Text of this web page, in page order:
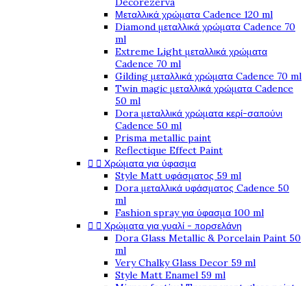
Μεταλλικά χρώματα Cadence 120 ml
Diamond μεταλλικά χρώματα Cadence 70
ml
Extreme Light μεταλλικά χρώματα
Cadence 70 ml
Gilding μεταλλικά χρώματα Cadence 70 ml
Twin magic μεταλλικά χρώματα Cadence
50 ml
Dora μεταλλικά χρώματα κερί-σαπούνι
Cadence 50 ml
Prisma metallic paint
Reflectique Effect Paint
  Χρώματα για ύφασμα
Style Matt υφάσματος 59 ml
Dora μεταλλικά υφάσματος Cadence 50
ml
Fashion spray για ύφασμα 100 ml
  Χρώματα για γυαλί - πορσελάνη
Dora Glass Metallic & Porcelain Paint 50
ml
Very Chalky Glass Decor 59 ml
Style Matt Enamel 59 ml